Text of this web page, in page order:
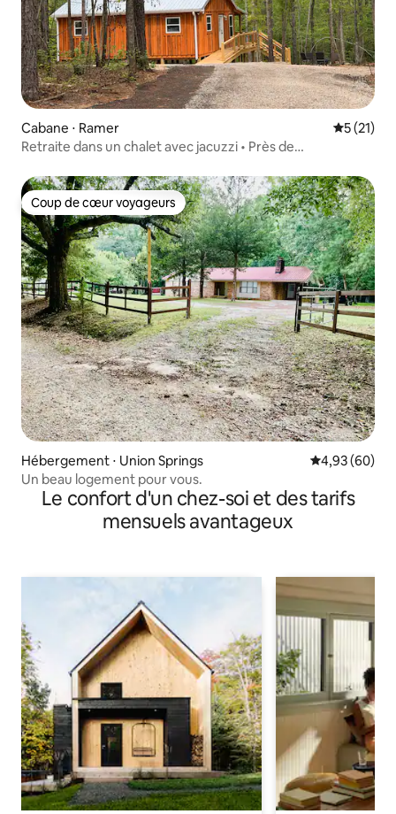
Cabane ⋅ Ramer
5 (21)
Retraite dans un chalet avec jacuzzi • Près de
Coup de cœur voyageurs
Coup de cœur voyageurs
Hébergement ⋅ Union Springs Évaluation
4,93 (60)
Un beau logement pour vous.
Le confort d'un chez-soi et des tarifs
mensuels avantageux